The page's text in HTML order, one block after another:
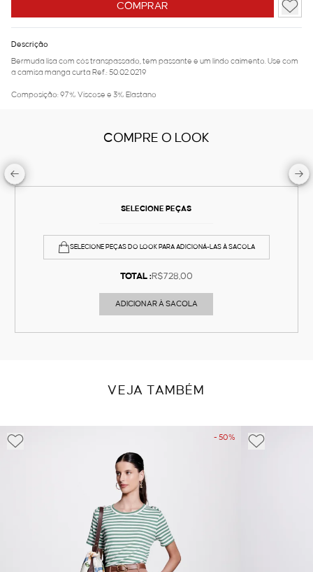
COMPRAR
Descrição
Bermuda lisa com cós transpassado, tem passante e um lindo caimento. Use com
a camisa manga curta Ref.: 50.02.0219
Composição: 97% Viscose e 3% Elastano
COMPRE O LOOK
SELECIONE PEÇAS
SELECIONE PEÇAS DO LOOK PARA ADICIONÁ-LAS À SACOLA
TOTAL :R$728,00
ADICIONAR À SACOLA
VEJA TAMBÉM
- 50%